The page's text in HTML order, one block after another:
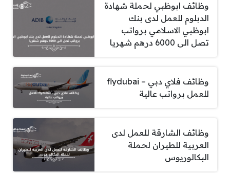
وظائف ابوظبي لحملة شهادة
الدبلوم للعمل لدى بنك
ابوظبي الاسلامي برواتب
تصل الى 6000 درهم شهريا
وظائف فلاي دبي – flydubai
للعمل برواتب عالية
وظائف الشارقة للعمل لدى
العربية للطيران لحملة
البكالوريوس